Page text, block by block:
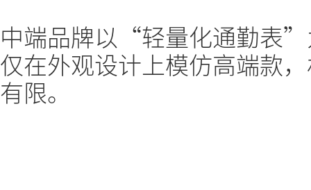
中端品牌以“轻量化通勤表”
仅在外观设计上模仿高端款
有限。